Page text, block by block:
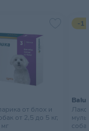
от блох и
от 2,5 до 5 кг,
-1
Balu